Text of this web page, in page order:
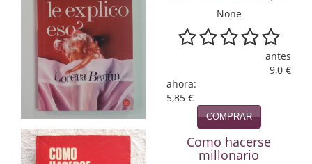
Infantil y juvenil
Infantil y juvenil. Nuevo!!
Infantil y juvenil. Nuevo!!!
Informática
Literatura fantástica
None
antes
9,0 €
ahora:
5,85 €
COMPRAR
Como hacerse
millonario